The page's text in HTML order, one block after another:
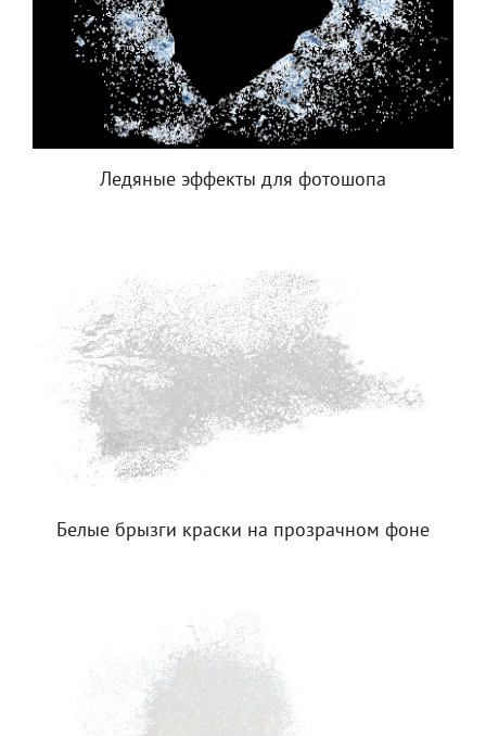
Ледяные эффекты для фотошопа
Белые брызги краски на прозрачном фоне